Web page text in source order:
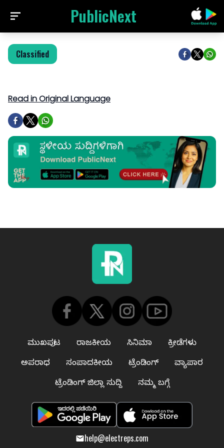
PublicNext
Classified
Read in Original Language
ಮುಖಪುಟ ರಾಜಕೀಯ ಸಿನಿಮಾ
ಕ್ರೀಡೆಗಳು
ಅಪರಾಧ
ಸಂಪಾದಕೀಯ ಟ್ರೆಂಡಿಂಗ್
ವ್ಯಾಪಾರ
ಟ್ರೆಂಡಿಂಗ್ ಜಿಲ್ಲಾ ಸುದ್ದಿ
ನಮ್ಮ ಬಗ್ಗೆ
help@electreps.com